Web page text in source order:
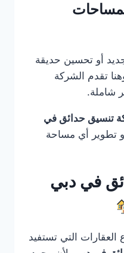
أو تحسين حديقة
تقدم الشركة
شاملة.
تنسيق حدائق في
تطوير أي مساحة
في دبي
العقارات التي تستفيد